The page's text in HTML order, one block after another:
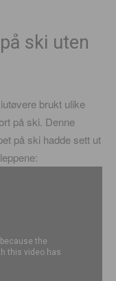
ski uten
brukt ulike
på ski. Denne
på ski hadde sett ut